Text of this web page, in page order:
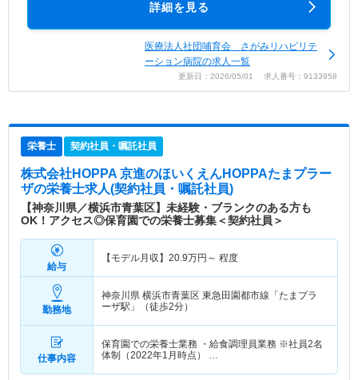
詳細を見る
医療法人社団哺育会 さがみリハビリテ
ーション病院の求人一覧
更新日：2026/05/01 求人番号：9133958
栄養士 契約社員・嘱託社員
株式会社HOPPA 京進のほいくえんHOPPAたまプラー
ザの栄養士求人(契約社員・嘱託社員)
【神奈川県／横浜市青葉区】未経験・ブランクのある方も
OK！アクセス◎保育園での栄養士募集＜契約社員＞
給与
【モデル月収】 20.9万円～ 程度
勤務地
神奈川県 横浜市青葉区 東急田園都市線「たまプラ
ーザ駅」（徒歩2分）
仕事内容
保育園での栄養士業務 ・給食調理員業務 ※社員2名
体制（2022年1月時点） …